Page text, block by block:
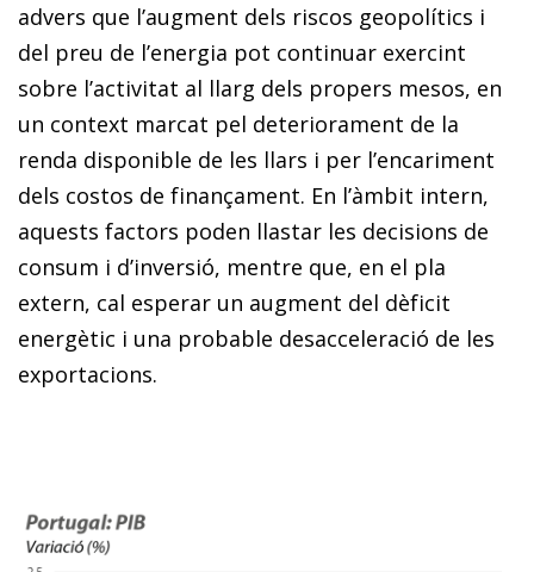
advers que l’augment dels riscos geopolítics i
del preu de l’energia pot continuar exercint
sobre l’activitat al llarg dels propers mesos, en
un context marcat pel deteriorament de la
renda disponible de les llars i per l’encariment
dels costos de finançament. En l’àmbit intern,
aquests factors poden llastar les decisions de
consum i d’inversió, mentre que, en el pla
extern, cal esperar un augment del dèficit
energètic i una probable desacceleració de les
exportacions.